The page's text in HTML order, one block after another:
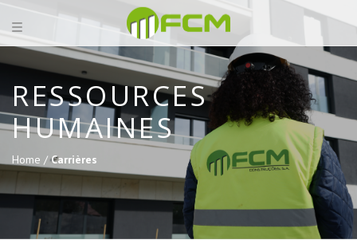
RESSOURCES
HUMAINES
Home /Carrières